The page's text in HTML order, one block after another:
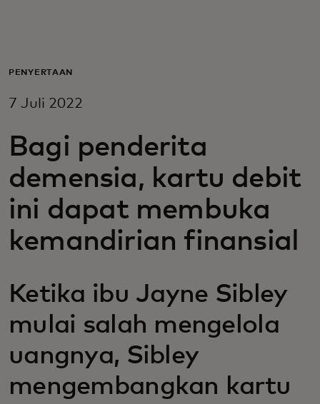
Untuk bisnis
Untuk inovator
Berita dan tren
PENYERTAAN
7 Juli 2022
Bagi penderita
demensia, kartu debit
ini dapat membuka
kemandirian finansial
Ketika ibu Jayne Sibley
mulai salah mengelola
uangnya, Sibley
mengembangkan kartu